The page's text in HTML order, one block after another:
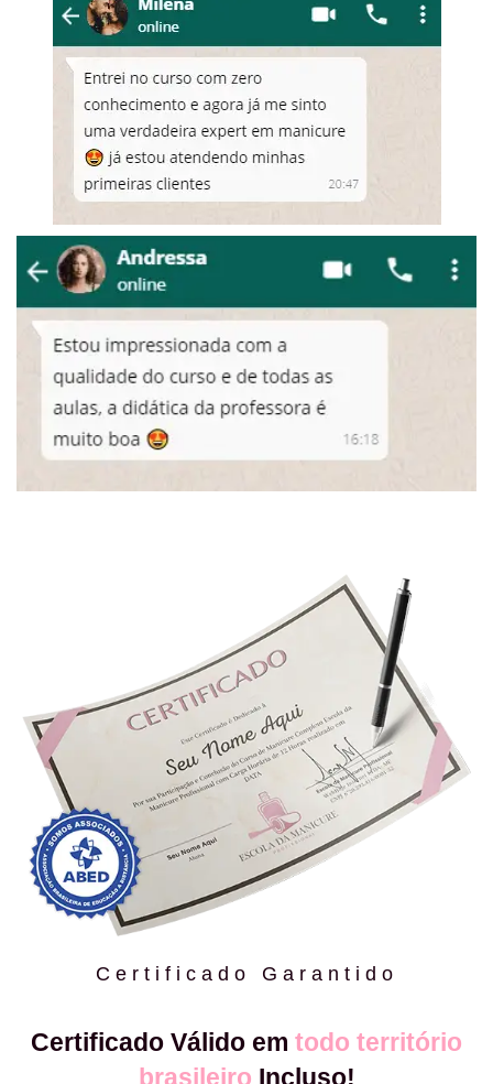
Certificado Garantido
Certificado Válido em todo território
brasileiro Incluso!